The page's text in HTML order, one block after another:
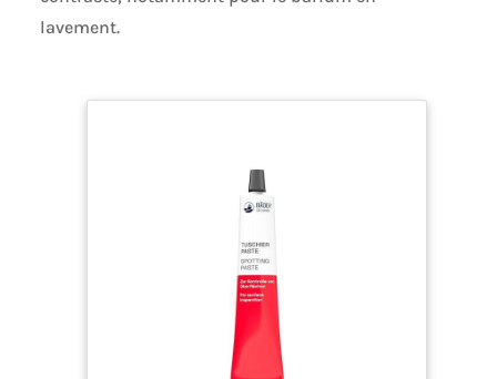
permanents, imperméables et ne se décolorent
d'art et les étudiants. Sûr, non toxique, sans
acide, conforme aux certificats de sécurité : U.S.
ASTM D-4236 et EU EN71.
lavement.